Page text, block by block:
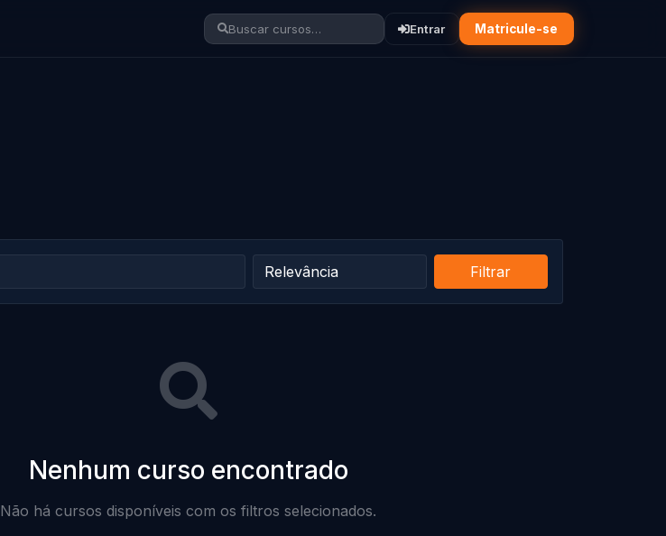
Buscar cursos… Entrar Matricule-se
Filtrar
Nenhum curso encontrado
Não há cursos disponíveis com os filtros selecionados.